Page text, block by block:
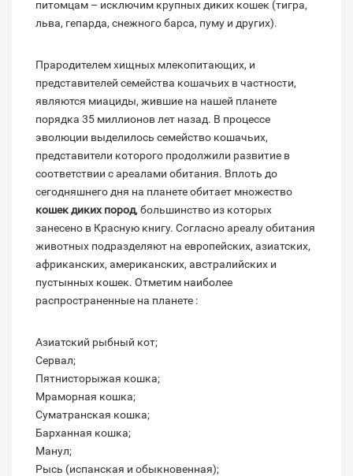
питомцам – исключим крупных диких кошек (тигра,
льва, гепарда, снежного барса, пуму и других).
Прародителем хищных млекопитающих, и
представителей семейства кошачьих в частности,
являются миациды, жившие на нашей планете
порядка 35 миллионов лет назад. В процессе
эволюции выделилось семейство кошачьих,
представители которого продолжили развитие в
соответствии с ареалами обитания. Вплоть до
сегодняшнего дня на планете обитает множество
кошек диких пород, большинство из которых
занесено в Красную книгу. Согласно ареалу обитания
животных подразделяют на европейских, азиатских,
африканских, американских, австралийских и
пустынных кошек. Отметим наиболее
распространенные на планете :
Азиатский рыбный кот;
Сервал;
Пятнисторыжая кошка;
Мраморная кошка;
Суматранская кошка;
Барханная кошка;
Манул;
Рысь (испанская и обыкновенная);